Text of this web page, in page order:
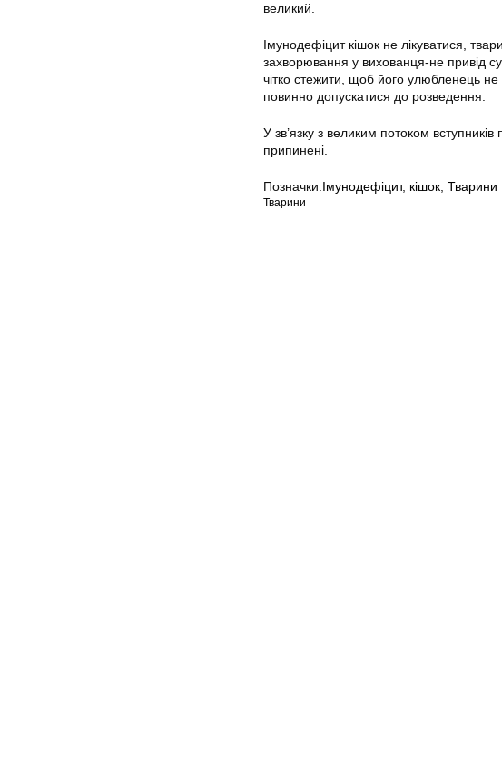
великий.
Імунодефіцит кішок не лікуватися,
захворювання у вихованця-не привід
чітко стежити, щоб його улюбленець
повинно допускатися до розведення.
У зв’язку з великим потоком
припинені.
Позначки:Імунодефіцит, кішок Тварини
Тварини